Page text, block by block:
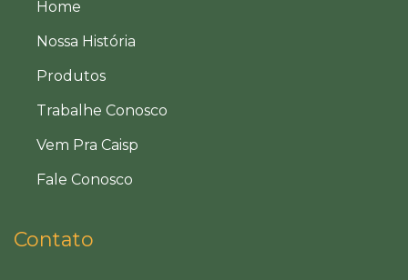
Home
Nossa História
Produtos
Trabalhe Conosco
Vem Pra Caisp
Fale Conosco
Contato